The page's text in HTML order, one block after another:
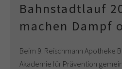
Bahnstadtlauf
machen Dampf
Beim 9. Reischmann Apotheke
Akademie für Prävention